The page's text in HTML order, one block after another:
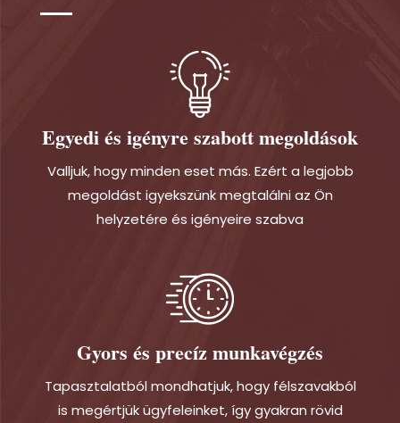
Egyedi és igényre szabott megoldások
Valljuk, hogy minden eset más. Ezért a legjobb
megoldást igyekszünk megtalálni az Ön
helyzetére és igényeire szabva
Gyors és precíz munkavégzés
Tapasztalatból mondhatjuk, hogy félszavakból
is megértjük ügyfeleinket, így gyakran rövid